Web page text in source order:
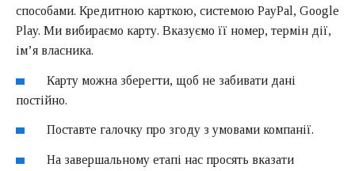
способами. Кредитною карткою, системою PayPal, Google
Play. Ми вибираємо карту. Вказуємо її номер, термін дії,
ім’я власника.
Карту можна зберегти, щоб не забивати дані
постійно.
Поставте галочку про згоду з умовами компанії.
На завершальному етапі нас просять вказати